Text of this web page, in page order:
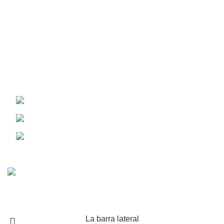
La barra lateral